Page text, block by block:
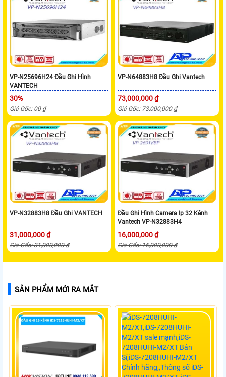
VP-N25696H24 Đầu Ghi Hình
VANTECH
30%
Giá Gốc: 00 ₫
VP-N64883H8 Đầu Ghi Vantech
73,000,000 ₫
Giá Gốc: 73,000,000 ₫
VP-N32883H8 Đầu Ghi VANTECH
31,000,000 ₫
Giá Gốc: 31,000,000 ₫
Đầu Ghi Hình Camera Ip 32 Kênh
Vantech VP-N32883H4
16,000,000 ₫
Giá Gốc: 16,000,000 ₫
SẢN PHẨM MỚI RA MẮT